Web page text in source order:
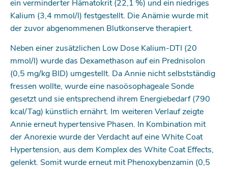
ein verminderter Hämatokrit (22,1 %) und ein niedriges
Kalium (3,4 mmol/l) festgestellt. Die Anämie wurde mit
der zuvor abgenommenen Blutkonserve therapiert.
Neben einer zusätzlichen Low Dose Kalium-DTI (20
mmol/l) wurde das Dexamethason auf ein Prednisolon
(0,5 mg/kg BID) umgestellt. Da Annie nicht selbstständig
fressen wollte, wurde eine nasoösophageale Sonde
gesetzt und sie entsprechend ihrem Energiebedarf (790
kcal/Tag) künstlich ernährt. Im weiteren Verlauf zeigte
Annie erneut hypertensive Phasen. In Kombination mit
der Anorexie wurde der Verdacht auf eine White Coat
Hypertension, aus dem Komplex des White Coat Effects,
gelenkt. Somit wurde erneut mit Phenoxybenzamin (0,5